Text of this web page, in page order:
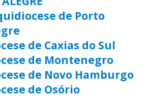
de Porto
de Caxias do Sul
de Montenegro
de Novo Hamburgo
de Osório